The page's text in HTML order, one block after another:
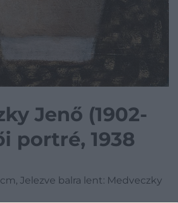
Jenő (1902-
portré, 1938
cm, Jelezve balra lent: Medveczky